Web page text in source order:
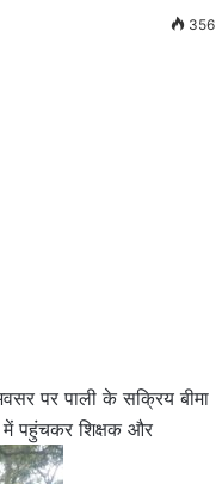
356
पर पाली के सक्रिय बीमा
में पहुंचकर शिक्षक और